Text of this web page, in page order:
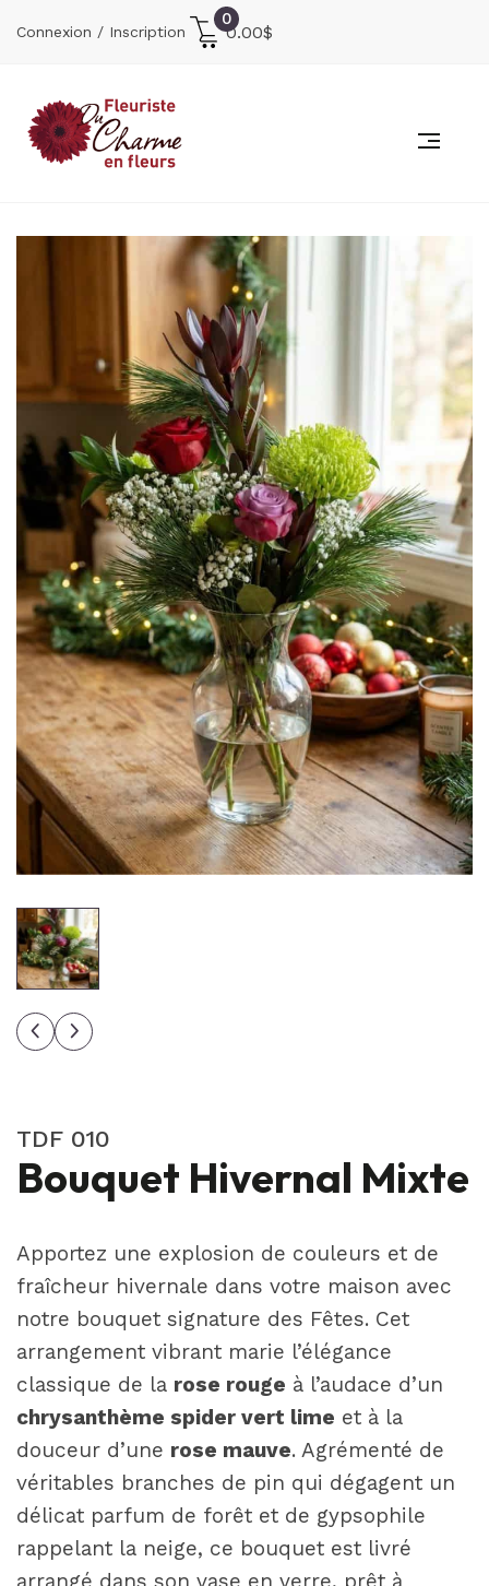
Connexion / Inscription
0
0.00$
TDF 010
Bouquet Hivernal Mixte
Apportez une explosion de couleurs et de
fraîcheur hivernale dans votre maison avec
notre bouquet signature des Fêtes. Cet
arrangement vibrant marie l’élégance
classique de la rose rouge à l’audace d’un
chrysanthème spider vert lime et à la
douceur d’une rose mauve. Agrémenté de
véritables branches de pin qui dégagent un
délicat parfum de forêt et de gypsophile
rappelant la neige, ce bouquet est livré